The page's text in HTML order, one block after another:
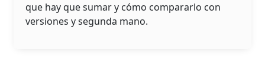
que hay que sumar y cómo compararlo con
versiones y segunda mano.